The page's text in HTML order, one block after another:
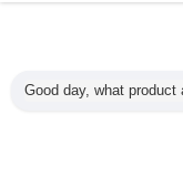
Good day, what product